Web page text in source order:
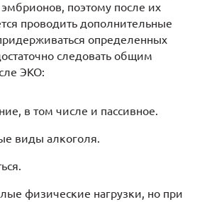
эмбрионов, поэтому после их
проводить дополнительные
определенных
следовать общим
ЭКО:
в том числе и пассивное.
виды алкоголя.
физические нагрузки, но при